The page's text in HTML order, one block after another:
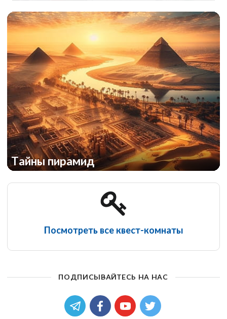
Тайны пирамид
Посмотреть все квест-комнаты
ПОДПИСЫВАЙТЕСЬ НА НАС